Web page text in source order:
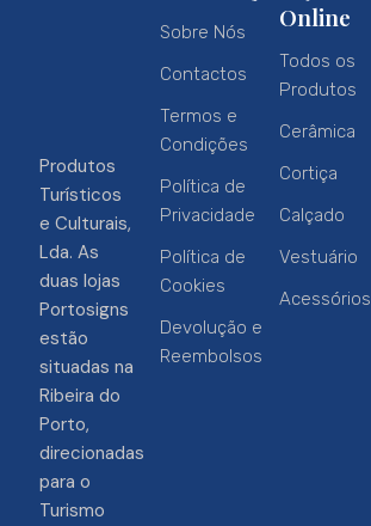
Produtos
Turísticos
e Culturais,
Lda. As
duas lojas
Portosigns
estão
situadas na
Ribeira do
Porto,
direcionadas
para o
Turismo
Sobre Nós
Contactos
Termos e
Condições
Política de
Privacidade
Política de
Cookies
Devolução e
Reembolsos
Online
Todos os
Produtos
Cerâmica
Cortiça
Calçado
Vestuário
Acessórios